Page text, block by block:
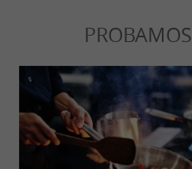
PROBAMOS